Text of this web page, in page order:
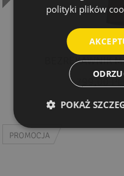
BEZRĘKAWNIK
799,00 PLN
polityki plików
POKAŻ